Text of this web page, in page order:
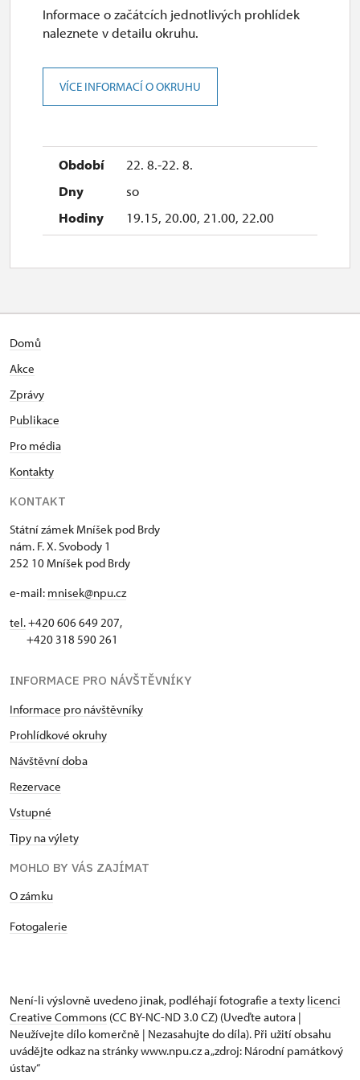
22. 8.-22. 8.
so
19.15, 20.00, 21.00, 22.00
Informace o začátcích jednotlivých prohlídek
naleznete v detailu okruhu.
VÍCE INFORMACÍ O OKRUHU
Domů
Akce
Zprávy
Publikace
Pro média
Kontakty
KONTAKT
Státní zámek Mníšek pod Brdy
nám. F. X. Svobody 1
252 10 Mníšek pod Brdy
e-mail: mnisek@npu.cz
tel.+420 606 649 207,
+420 318 590 261
INFORMACE PRO NÁVŠTĚVNÍKY
Informace pro návštěvníky
Prohlídkové okruhy
Návštěvní doba
Rezervace
Vstupné
Tipy na výlety
MOHLO BY VÁS ZAJÍMAT
O zámku
Fotogalerie
Není-li výslovně uvedeno jinak, podléhají fotografie a texty licenci
Creative Commons (CC BY-NC-ND 3.0 CZ) (Uveďte autora |
Neužívejte dílo komerčně | Nezasahujte do díla). Při užití obsahu
uvádějte odkaz na stránky www.npu.cz a „zdroj: Národní památkový
ústav“